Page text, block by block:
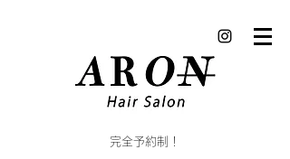
完全予約制！